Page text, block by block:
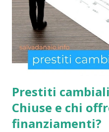
imposte con la nuova legge
famiglie italiane. Ricordo
presentate da tutti i cittadini
anche extracom...
Prestiti
Chiuse e chi
finanziamenti?